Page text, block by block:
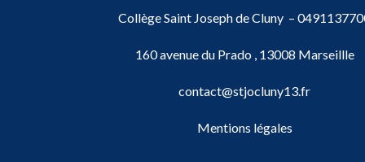
Collège Saint Joseph de Cluny –
160 avenue du Prado , 13008 Marseillle
contact@stjocluny13.fr
Mentions légales